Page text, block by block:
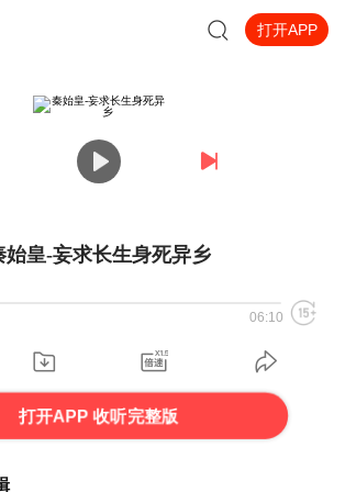
打开APP
始皇-妄求长生身死异乡
06:10
打开APP 收听完整版